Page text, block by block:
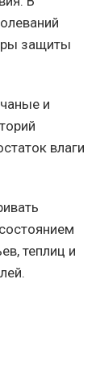
защиты
и
влаги
теплиц и